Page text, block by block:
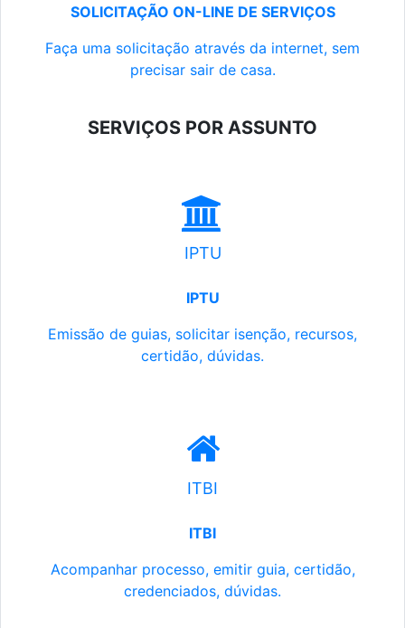
SOLICITAÇÃO ON-LINE DE SERVIÇOS
Faça uma solicitação através da internet, sem
precisar sair de casa.
SERVIÇOS POR ASSUNTO
IPTU
IPTU
Emissão de guias, solicitar isenção, recursos,
certidão, dúvidas.
ITBI
ITBI
Acompanhar processo, emitir guia, certidão,
credenciados, dúvidas.